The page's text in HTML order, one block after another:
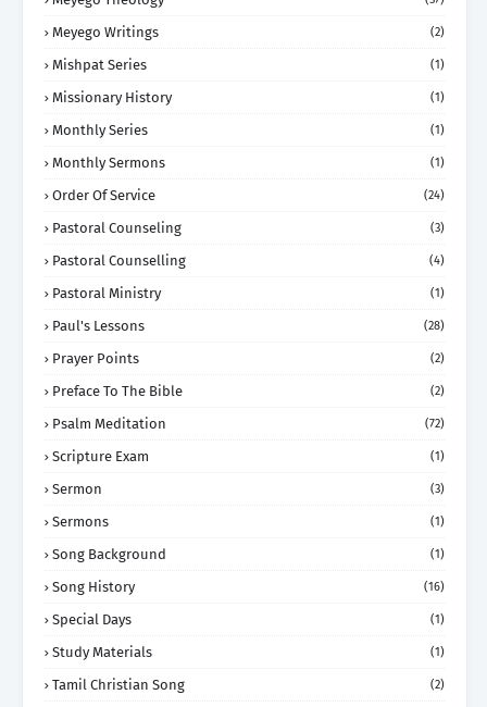
Meyego Writings (2)
Mishpat Series (1)
Missionary History (1)
Monthly Series (1)
Monthly Sermons (1)
Order Of Service (24)
Pastoral Counseling (3)
Pastoral Counselling (4)
Pastoral Ministry (1)
Paul's Lessons (28)
Prayer Points (2)
Preface To The Bible (2)
Psalm Meditation (72)
Scripture Exam (1)
Sermon (3)
Sermons (1)
Song Background (1)
Song History (16)
Special Days (1)
Study Materials (1)
Tamil Christian Song (2)